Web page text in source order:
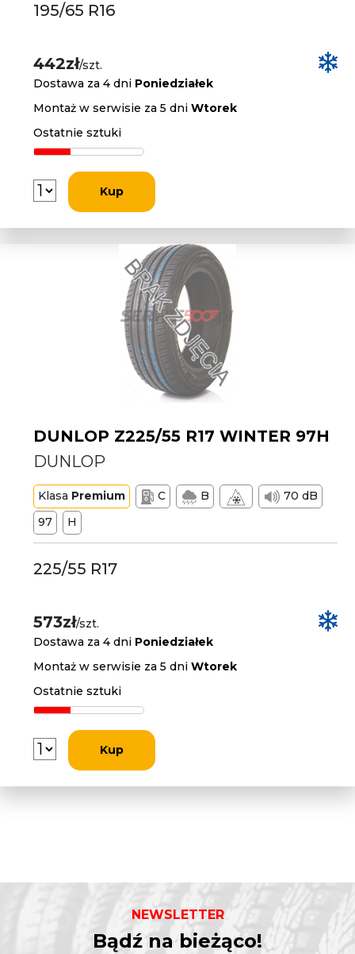
195/65 R16
442zł/szt.
Dostawa za 4 dni Poniedziałek
Montaż w serwisie za 5 dniWtorek
Ostatnie sztuki
Kup
DUNLOP Z225/55 R17 WINTER 97H
DUNLOP
Klasa Premium C B
70 dB
97
H
225/55 R17
573zł/szt.
Dostawa za 4 dni Poniedziałek
Montaż w serwisie za 5 dniWtorek
Ostatnie sztuki
Kup
NEWSLETTER
Bądź na bieżąco!